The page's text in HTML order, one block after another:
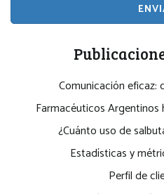
Comunicación eficaz:
Farmacéuticos
¿Cuánto uso de
Estadísticas y
Perfil de